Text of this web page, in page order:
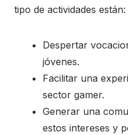
tipo de actividades están:
Despertar
jóvenes.
Facilitar una
sector gamer.
Generar una
estos intereses y